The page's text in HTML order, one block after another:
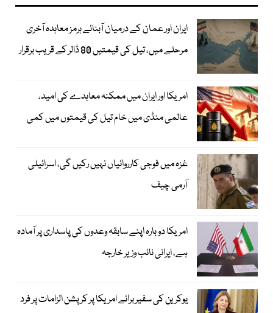
ایران اور عمان کے درمیان آبنائے ہرمز معاہدہ آخری
مرحلے میں، تیل کی قیمتیں 80 ڈالر کے قریب برقرار
امریکا اور ایران میں ممکنہ معاہدے کی امید،
عالمی منڈی میں خام تیل کی قیمتوں میں کمی
غزہ میں فوجی کارروائیاں نہیں رکیں گی، اسرائیلی
آرمی چیف
امریکا دوبارہ اپنے سابقہ وعدوں کی پاسداری پر آمادہ
ہے، ایرانی نائب وزیر خارجہ
یوکرین کی سفیر برائے امریکا پر کرپشن الزامات پر فرد